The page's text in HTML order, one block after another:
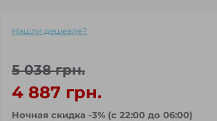
Нашли дешевле?
5 038 грн.
4 887 грн.
Ночная скидка -3% (с 22:00 до 06:00)